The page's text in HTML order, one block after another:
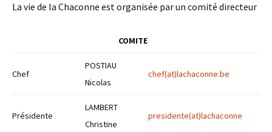
La vie de la Chaconne est organisée par un comité directeur
COMITE
Chef
POSTIAU
Nicolas
chef(at)lachaconne.be
Présidente
LAMBERT
Christine
presidente(at)lachaconne